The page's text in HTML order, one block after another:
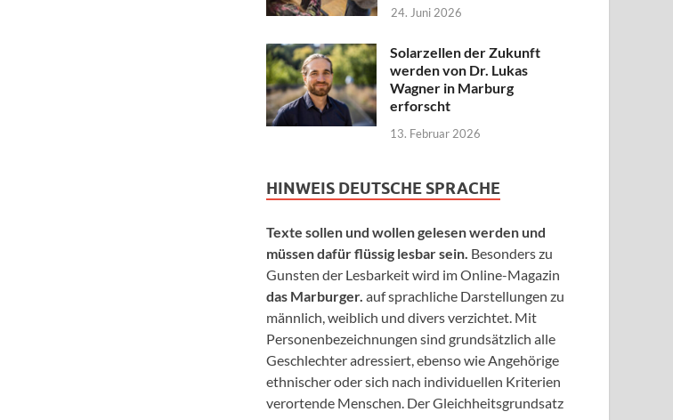
24. Juni 2026
Solarzellen der Zukunft
werden von Dr. Lukas
Wagner in Marburg
erforscht
13. Februar 2026
HINWEIS DEUTSCHE SPRACHE
Texte sollen und wollen gelesen werden und
müssen dafür flüssig lesbar sein. Besonders zu
Gunsten der Lesbarkeit wird im Online-Magazin
das Marburger. auf sprachliche Darstellungen zu
männlich, weiblich und divers verzichtet. Mit
Personenbezeichnungen sind grundsätzlich alle
Geschlechter adressiert, ebenso wie Angehörige
ethnischer oder sich nach individuellen Kriterien
verortende Menschen. Der Gleichheitsgrundsatz